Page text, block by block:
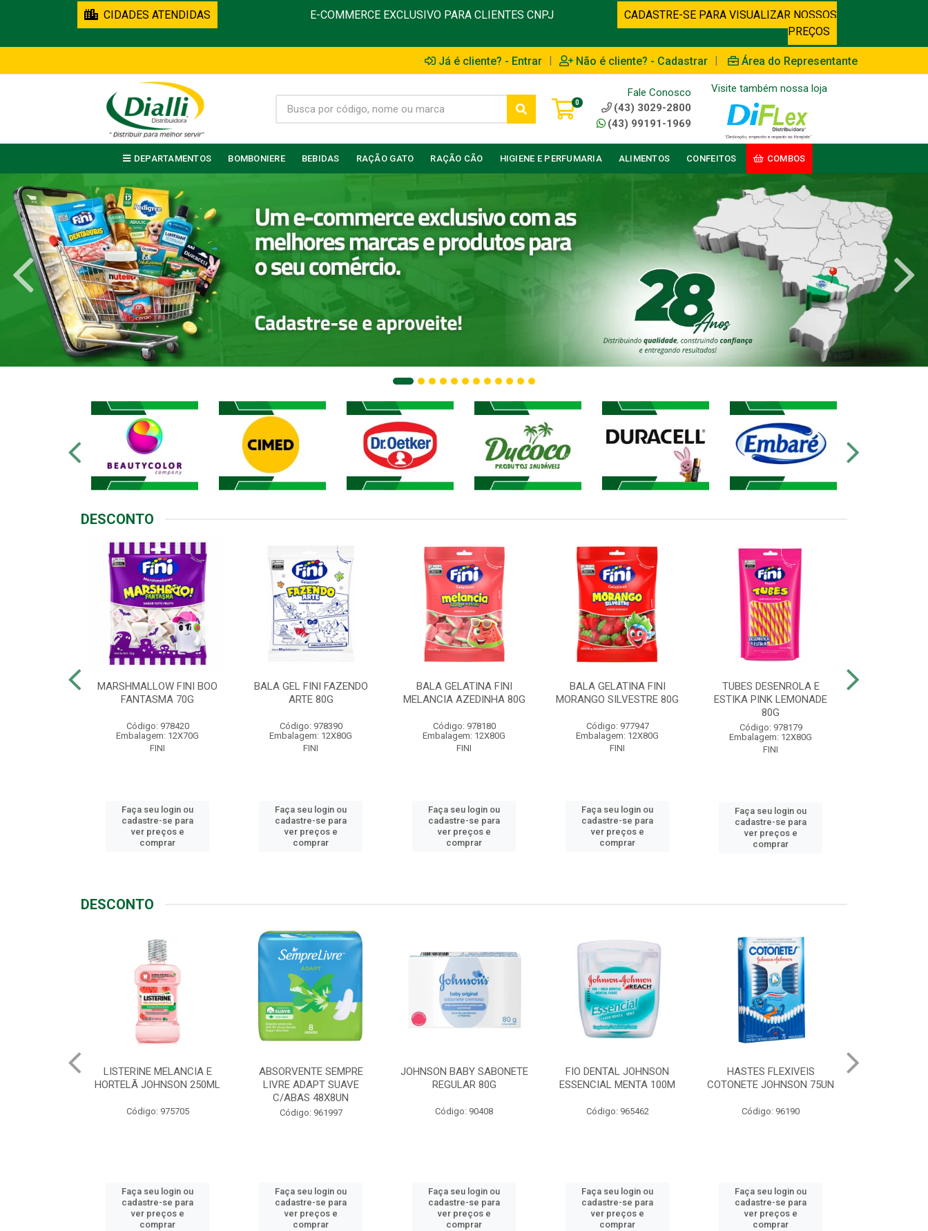
CIDADES ATENDIDAS E-COMMERCE EXCLUSIVO PARA CLIENTES CNPJ
CADASTRE-SE PARA VISUALIZAR NOSSOS
PREÇOS
Já é cliente? - Entrar | Não é cliente? - Cadastrar | Área do Representante
0
Fale Conosco
(43) 3029-2800
(43) 99191-1969
Visite também nossa loja
DEPARTAMENTOS BOMBONIERE BEBIDAS RAÇÃO GATO RAÇÃO CÃO HIGIENE E PERFUMARIA ALIMENTOS CONFEITOS COMBOS
DESCONTO
MARSHMALLOW FINI BOO
FANTASMA 70G
Código: 978420
Embalagem: 12X70G
FINI
Faça seu login ou
cadastre-se para
ver preços e
comprar
BALA GEL FINI FAZENDO
ARTE 80G
Código: 978390
Embalagem: 12X80G
FINI
Faça seu login ou
cadastre-se para
ver preços e
comprar
BALA GELATINA FINI
MELANCIA AZEDINHA 80G
Código: 978180
Embalagem: 12X80G
FINI
Faça seu login ou
cadastre-se para
ver preços e
comprar
BALA GELATINA FINI
MORANGO SILVESTRE 80G
Código: 977947
Embalagem: 12X80G
FINI
Faça seu login ou
cadastre-se para
ver preços e
comprar
TUBES DESENROLA E
ESTIKA PINK LEMONADE
80G
Código: 978179
Embalagem: 12X80G
FINI
Faça seu login ou
cadastre-se para
ver preços e
comprar
DESCONTO
ABSORVENTE SEMPRE
LIVRE ADAPT SUAVE
Código: 961997
Faça seu login ou
cadastre-se para
ver preços e
comprar
JOHNSON BABY SABONETE
REGULAR 80G
Código: 90408
Faça seu login ou
cadastre-se para
ver preços e
comprar
FIO DENTAL JOHNSON
ESSENCIAL MENTA 100M
Código: 965462
Faça seu login ou
cadastre-se para
ver preços e
comprar
HASTES FLEXIVEIS
COTONETE JOHNSON 75UN
Código: 96190
Faça seu login ou
cadastre-se para
ver preços e
comprar
CURAT BAND-AID
TRANSPARENTE JOHNSON
Código: 973066
Faça seu login ou
cadastre-se para
ver preços e
comprar